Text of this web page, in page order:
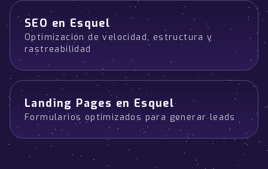
SEO en Esquel
Optimización de velocidad, estructura y
rastreabilidad
Landing Pages en Esquel
Formularios optimizados para generar leads